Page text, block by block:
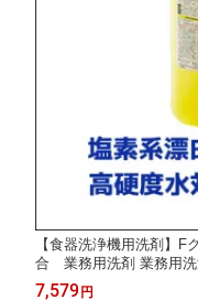
【食器洗浄機用洗剤
合 業務用洗剤 業務用
洗浄機メーカー対応
7,579円